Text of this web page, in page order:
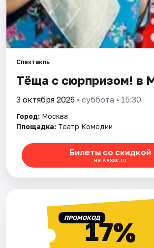
Спектакль
Тёща с сюрпризом! в
3 октября 2026 • суббота • 15:30
Город: Москва
Площадка: Театр Комедии
Билеты со скидкой
на Kassir.ru
ПРОМОКОД17%